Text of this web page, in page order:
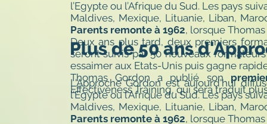
l’Egypte ou l’Afrique du Sud. Les pays
Maldives, Mexique, Lituanie, Liban,
Parents remonte à 1962, lorsque
Deux ans plus tard, deux premiers
seront suivis par 50 nouveaux
essaimer aux Etats-Unis puis gagne
Thomas Gordon a publié son
Effectiveness Training, qui sera traduit
Plus de 50 ans
L'Approche Gordon est aujourd'hui
l’Egypte ou l’Afrique du Sud. Les pays
Maldives, Mexique, Lituanie, Liban,
Parents remonte à 1962, lorsque